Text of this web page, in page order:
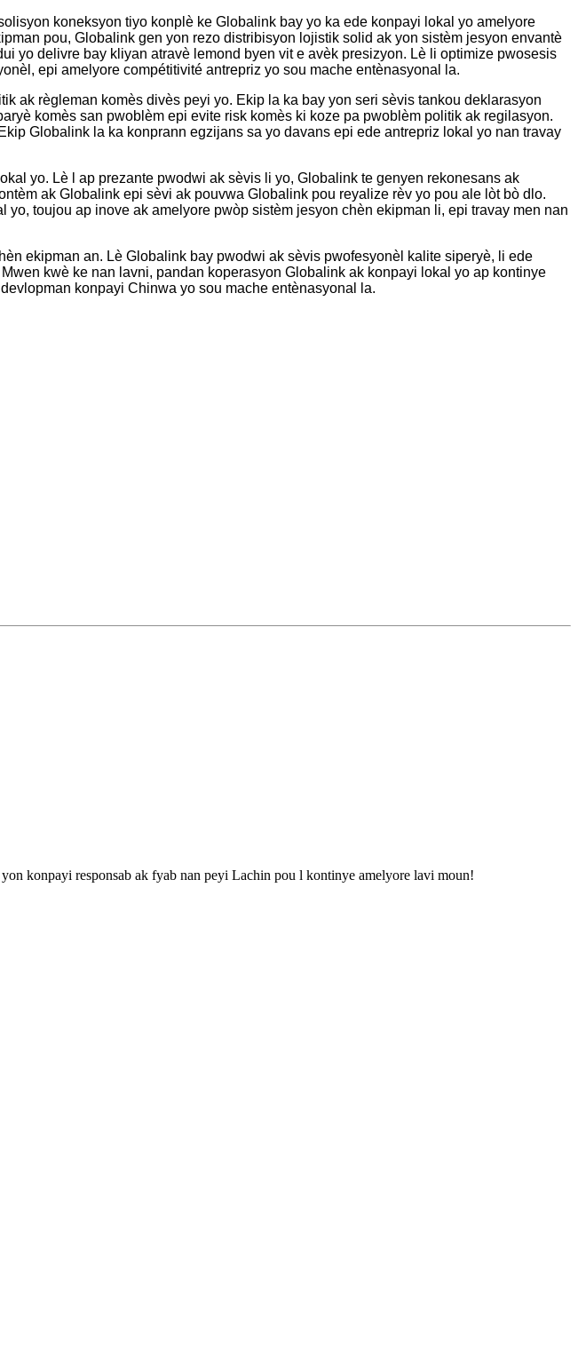
koneksyon tiyo konplè ke Globalink bay yo ka ede konpayi lokal yo amelyore
pou, Globalink gen yon rezo distribisyon lojistik solid ak yon sistèm jesyon envantè
yo delivre bay kliyan atravè lemond byen vit e avèk presizyon. Lè li optimize pwosesis
epi amelyore compétitivité antrepriz yo sou mache entènasyonal la.
ak règleman komès divès peyi yo. Ekip la ka bay yon seri sèvis tankou deklarasyon
komès san pwoblèm epi evite risk komès ki koze pa pwoblèm politik ak regilasyon.
Globalink la ka konprann egzijans sa yo davans epi ede antrepriz lokal yo nan travay
yo. Lè l ap prezante pwodwi ak sèvis li yo, Globalink te genyen rekonesans ak
ak Globalink epi sèvi ak pouvwa Globalink pou reyalize rèv yo pou ale lòt bò dlo.
toujou ap inove ak amelyore pwòp sistèm jesyon chèn ekipman li, epi travay men nan
ekipman an. Lè Globalink bay pwodwi ak sèvis pwofesyonèl kalite siperyè, li ede
kwè ke nan lavni, pandan koperasyon Globalink ak konpayi lokal yo ap kontinye
konpayi Chinwa yo sou mache entènasyonal la.
konpayi responsab ak fyab nan peyi Lachin pou l kontinye amelyore lavi moun!